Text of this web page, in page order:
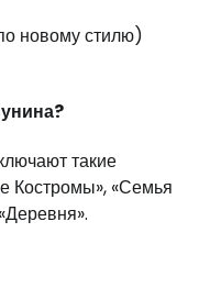
новому стилю)
такие
Костромы», «Семья